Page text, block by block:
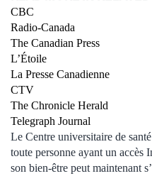
CBC
Radio-Canada
The Canadian Press
L’Étoile
La Presse Canadienne
CTV
The Chronicle Herald
Telegraph Journal
Le Centre universitaire de
toute personne ayant un accès
son bien-être peut maintenant